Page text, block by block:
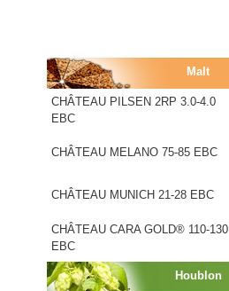
Malt
CHÂTEAU PILSEN 2RP 3.0-4.0
EBC
CHÂTEAU MELANO 75-85 EBC
CHÂTEAU MUNICH 21-28 EBC
CHÂTEAU CARA GOLD® 110-130
EBC
Houblon